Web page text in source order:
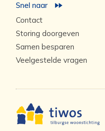
Snel naar
Contact
Storing doorgeven
Samen besparen
Veelgestelde vragen